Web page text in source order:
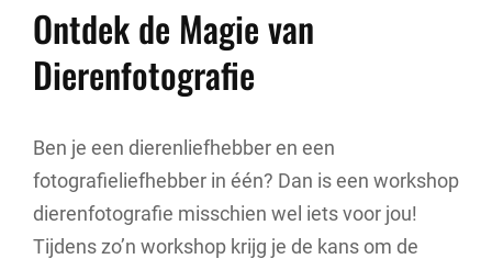
Ontdek de Magie van
Dierenfotografie
Ben je een dierenliefhebber en een
fotografieliefhebber in één? Dan is een workshop
dierenfotografie misschien wel iets voor jou!
Tijdens zo’n workshop krijg je de kans om de